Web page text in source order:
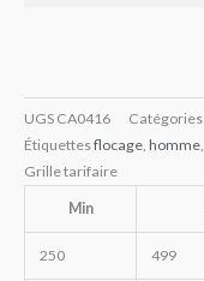
UGS CA0416 Catégories
Étiquettesflocage, homme,
Grille tarifaire
Min
250 499